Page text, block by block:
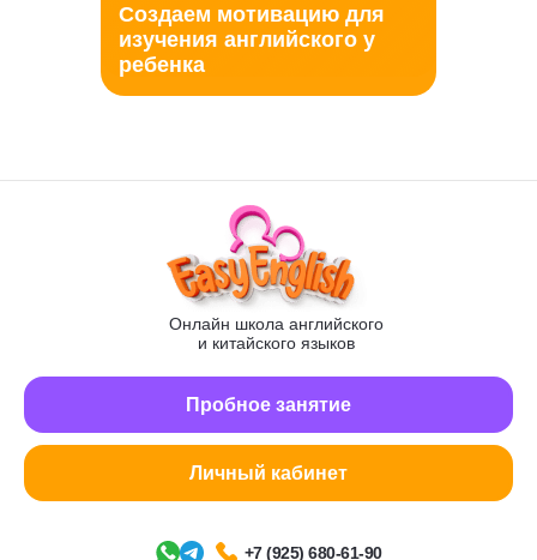
Создаем мотивацию для
изучения английского у
ребенка
Онлайн школа английского
и китайского языков
Пробное занятие
Личный кабинет
+7 (925) 680-61-90